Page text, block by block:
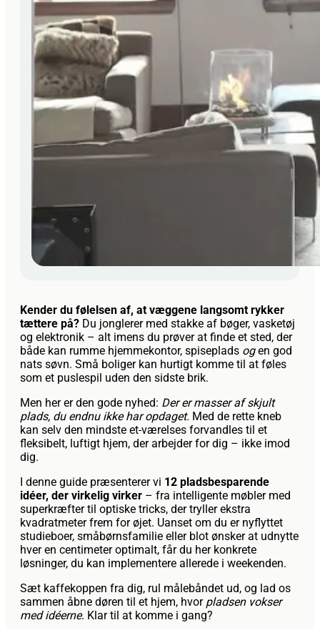
Kender du følelsen af, at væggene langsomt rykker
tættere på? Du jonglerer med stakke af bøger, vasketøj
og elektronik – alt imens du prøver at finde et sted, der
både kan rumme hjemmekontor, spiseplads ogen god
nats søvn. Små boliger kan hurtigt komme til at føles
som et puslespil uden den sidste brik.
Men her er den gode nyhed: Der er masser af skjult
plads, du endnu ikke har opdaget. Med de rette kneb
kan selv den mindste et-værelses forvandles til et
fleksibelt, luftigt hjem, der arbejder for dig – ikke imod
dig.
I denne guide præsenterer vi 12 pladsbesparende
idéer, der virkelig virker – fra intelligente møbler med
superkræfter til optiske tricks, der tryller ekstra
kvadratmeter frem for øjet. Uanset om du er nyflyttet
studieboer, småbørnsfamilie eller blot ønsker at udnytte
hver en centimeter optimalt, får du her konkrete
løsninger, du kan implementere allerede i weekenden.
Sæt kaffekoppen fra dig, rul målebåndet ud, og lad os
sammen åbne døren til et hjem, hvor pladsen vokser
med idéerne. Klar til at komme i gang?